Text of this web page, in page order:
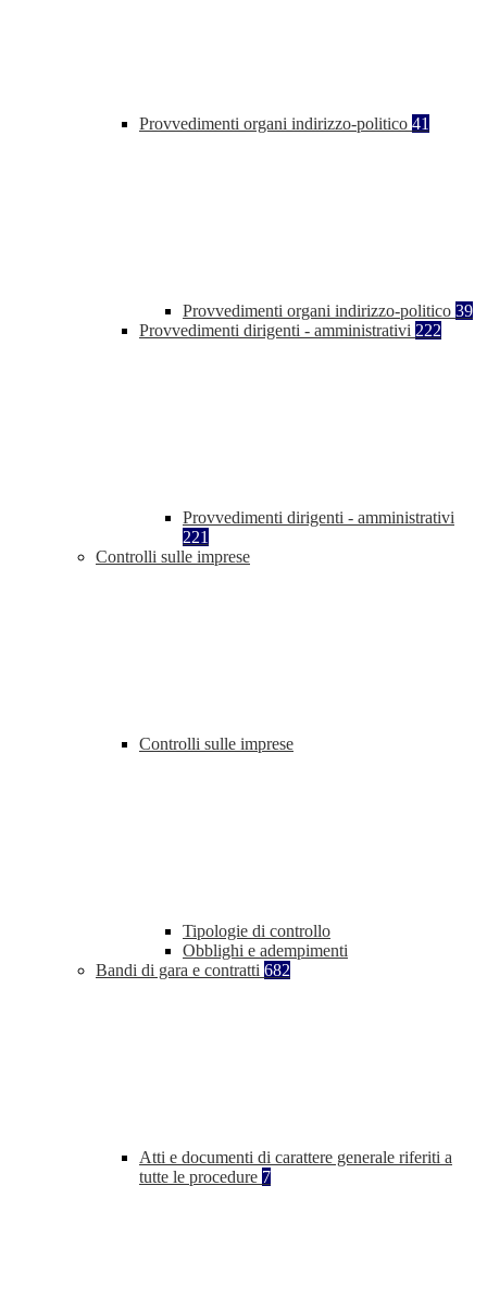
Provvedimenti organi indirizzo-politico 41
Provvedimenti organi indirizzo-politico 39
Provvedimenti dirigenti - amministrativi 222
Provvedimenti dirigenti - amministrativi
221
Controlli sulle imprese
Controlli sulle imprese
Tipologie di controllo
Obblighi e adempimenti
Bandi di gara e contratti 682
Atti e documenti di carattere generale riferiti a
tutte le procedure 7